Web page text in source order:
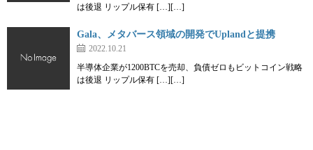
は後退 リップル保有 […][…]
Gala、メタバース領域の開発でUplandと提携
2022.10.21
半導体企業が1200BTCを売却、負債ゼロもビットコイン戦略
は後退 リップル保有 […][…]